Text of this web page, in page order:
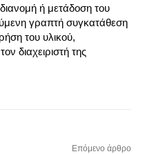
ή μετάδοση του
γραπτή συγκατάθεση
του υλικού,
διαχειριστή της
Επόμενο άρθρο